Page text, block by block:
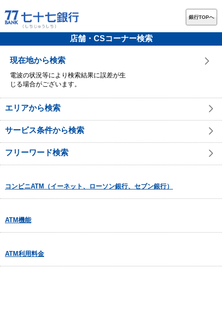
銀行TOPへ
店舗・CSコーナー検索
現在地から検索
電波の状況等により検索結果に誤差が生
じる場合がございます。
エリアから検索
サービス条件から検索
フリーワード検索
コンビニATM（イーネット、ローソン銀行、セブン銀行）
ATM機能
ATM利用料金